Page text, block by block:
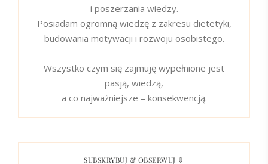
i poszerzania wiedzy.
Posiadam ogromną wiedzę z zakresu dietetyki,
budowania motywacji i rozwoju osobistego.
Wszystko czym się zajmuję wypełnione jest
pasją, wiedzą,
a co najważniejsze – konsekwencją.
SUBSKRYBUJ & OBSERWUJ ⇩